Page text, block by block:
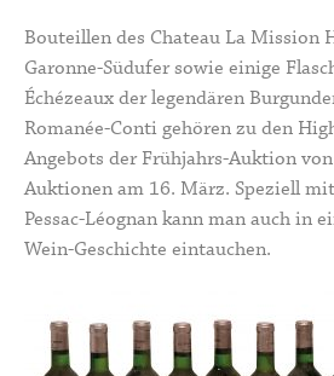
Bouteillen des Chateau La Mission
Garonne-Südufer sowie einige
Échézeaux der legendären
Romanée-Conti gehören zu den
Angebots der Frühjahrs-Auktion
Auktionen am 16. März. Speziell
Pessac-Léognan kann man auch in
Wein-Geschichte eintauchen.